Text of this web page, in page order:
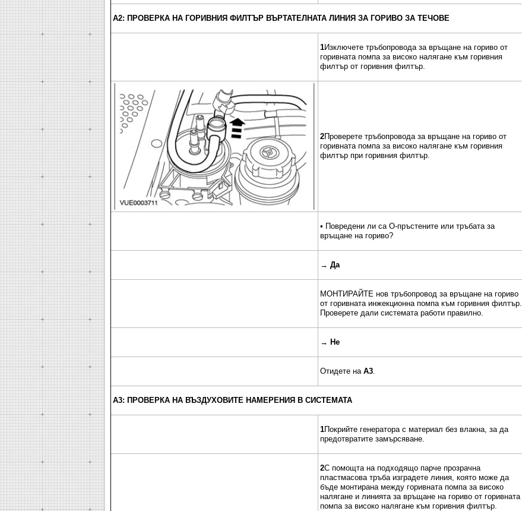
A2: ПРОВЕРКА НА ГОРИВНИЯ ФИЛТЪР ВЪРТАТЕЛНАТА ЛИНИЯ ЗА ГОРИВО ЗА ТЕЧОВЕ
1Изключете тръбопровода за връщане на гориво от
горивната помпа за високо налягане към горивния
филтър от горивния филтър.
2Проверете тръбопровода за връщане на гориво от
горивната помпа за високо налягане към горивния
филтър при горивния филтър.
• Повредени ли са О-пръстените или тръбата за
връщане на гориво?
→ Да
МОНТИРАЙТЕ нов тръбопровод за връщане на гориво
от горивната инжекционна помпа към горивния филтър.
Проверете дали системата работи правилно.
→ Не
Отидете на A3.
A3: ПРОВЕРКА НА ВЪЗДУХОВИТЕ НАМЕРЕНИЯ В СИСТЕМАТА
1Покрийте генератора с материал без влакна, за да
предотвратите замърсяване.
2С помощта на подходящо парче прозрачна
пластмасова тръба изградете линия, която може да
бъде монтирана между горивната помпа за високо
налягане и линията за връщане на гориво от горивната
помпа за високо налягане към горивния филтър.